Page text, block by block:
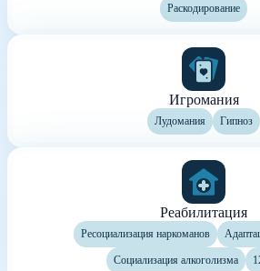
Раскодирование
Игромания
Лудомания Гипноз
Реабилитация
Ресоциализация наркоманов
Социализация алкоголизма